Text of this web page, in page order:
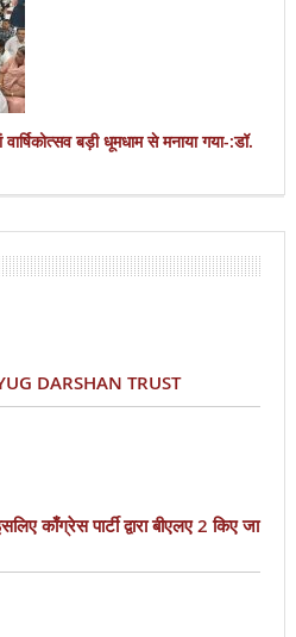
बड़ी धूमधाम से मनाया गया-:डॉ.
DARSHAN TRUST
काँग्रेस पार्टी द्वारा बीएलए 2 किए जा